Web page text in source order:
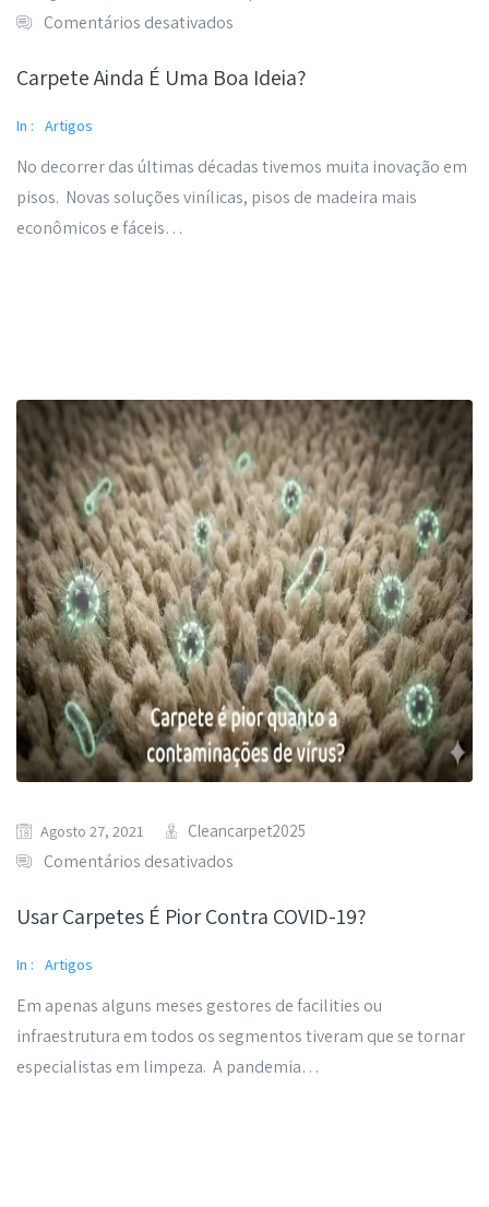
Comentários desativados
Carpete Ainda É Uma Boa Ideia?
In : Artigos
No decorrer das últimas décadas tivemos muita inovação em
pisos. Novas soluções vinílicas, pisos de madeira mais
econômicos e fáceis…
Agosto 27, 2021 Cleancarpet2025
Comentários desativados
Usar Carpetes É Pior Contra COVID-19?
In : Artigos
Em apenas alguns meses gestores de facilities ou
infraestrutura em todos os segmentos tiveram que se tornar
especialistas em limpeza. A pandemia…